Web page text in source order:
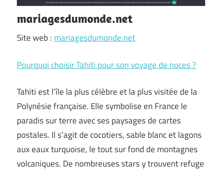
mariagesdumonde.net
Site web :mariagesdumonde.net
Pourquoi choisir Tahiti pour son voyage de noces ?
Tahiti est l’île la plus célèbre et la plus visitée de la
Polynésie française. Elle symbolise en France le
paradis sur terre avec ses paysages de cartes
postales. Il s’agit de cocotiers, sable blanc et lagons
aux eaux turquoise, le tout sur fond de montagnes
volcaniques. De nombreuses stars y trouvent refuge